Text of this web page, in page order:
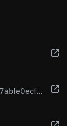
https://bscscan.com/token/0xf7b5fb4607abfe0ecf332c23cbdcc9e425b443a8